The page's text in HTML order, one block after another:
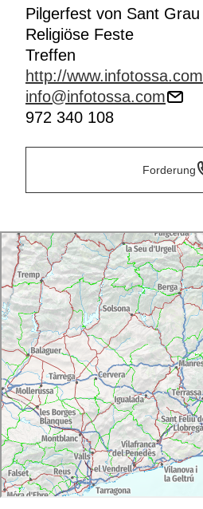
Pilgerfest von Sant Grau
Religiöse Feste
Treffen
http://www.infotossa.com
info@infotossa.com
972 340 108
Forderung